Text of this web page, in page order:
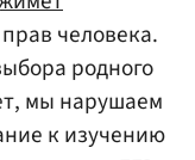
человека.
родного
мы нарушаем
к изучению